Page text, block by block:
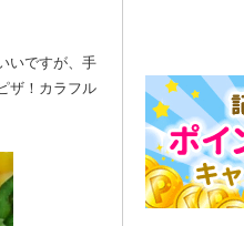
いですが、手
ザ！カラフル